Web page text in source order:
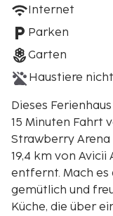
Internet
Parken
Garten
Haustiere
Dieses
15 Minuten Fahrt
Strawberry Arena entfernt.
19,4 km von Avicii
entfernt. Mach es
gemütlich und
Küche, die über